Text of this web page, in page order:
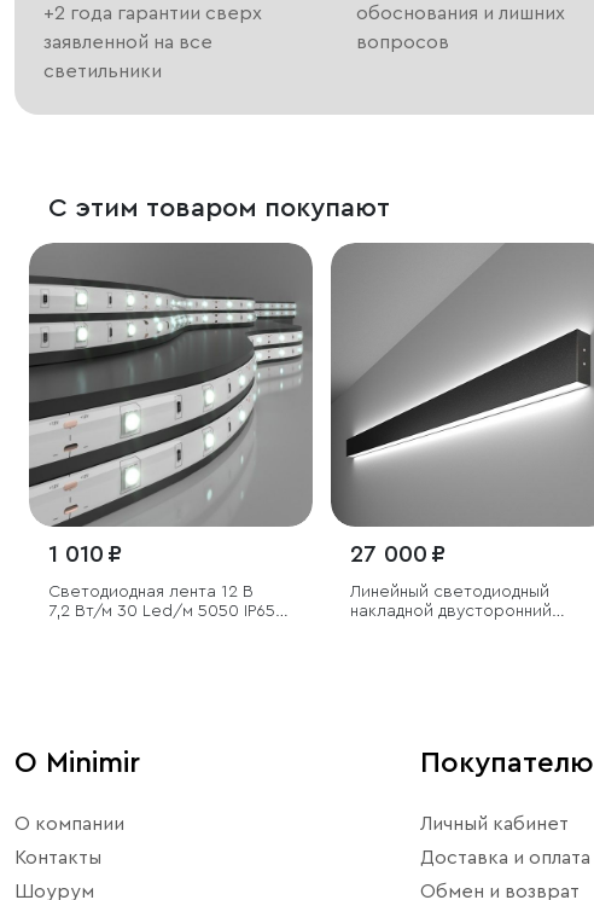
+2 года гарантии сверх
заявленной на все
светильники
обоснования и лишних
вопросов
С этим товаром покупают
1 010 ₽
Светодиодная лента 12 В
7,2 Вт/м 30 Led/м 5050 IP65,
27 000 ₽
Линейный светодиодный
накладной двусторонний
О Minimir
О компании
Контакты
Шоурум
Покупателю
Личный кабинет
Доставка и оплата
Обмен и возврат